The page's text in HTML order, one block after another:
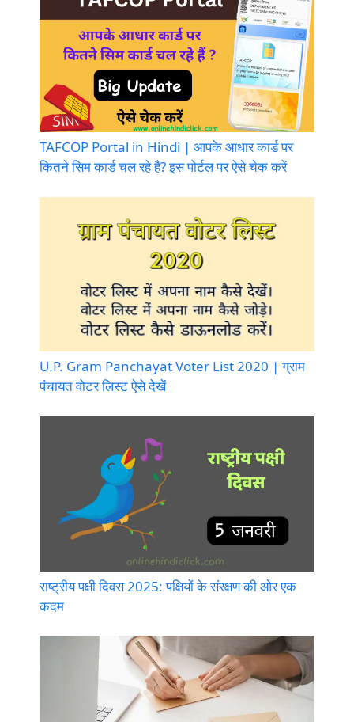
TAFCOP Portal in Hindi | आपके आधार कार्ड पर
कितने सिम कार्ड चल रहे है? इस पोर्टल पर ऐसे चेक करें
U.P. Gram Panchayat Voter List 2020 | ग्राम
पंचायत वोटर लिस्ट ऐसे देखें
राष्ट्रीय पक्षी दिवस 2025: पक्षियों के संरक्षण की ओर एक
कदम